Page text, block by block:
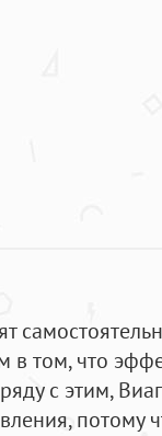
том, что
с этим,
потому